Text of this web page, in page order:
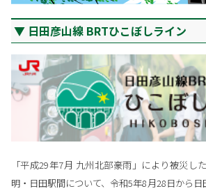
日田彦山線 BRTひこぼしライン
「平成29年7月 九州北部豪雨」により被災し
明・日田駅間について、令和5年8月28日から